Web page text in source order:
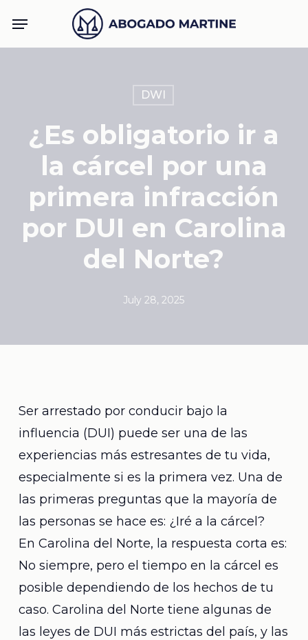
Menu
DWI
¿Es obligatorio ir a
la cárcel por una
primera infracción
por DUI en Carolina
del Norte?
July 28, 2025
Ser arrestado por conducir bajo la
influencia (DUI) puede ser una de las
experiencias más estresantes de tu vida,
especialmente si es la primera vez. Una de
las primeras preguntas que la mayoría de
las personas se hace es: ¿Iré a la cárcel?
En Carolina del Norte, la respuesta corta es:
No siempre, pero el tiempo en la cárcel es
posible dependiendo de los hechos de tu
caso. Carolina del Norte tiene algunas de
las leyes de DUI más estrictas del país, y las